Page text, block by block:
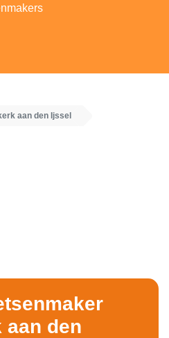
aan den Ijssel
aan den